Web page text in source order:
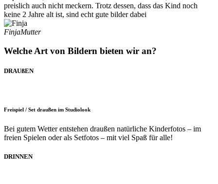
preislich auch nicht meckern. Trotz dessen, dass das Kind noch
keine 2 Jahre alt ist, sind echt gute bilder dabei
FinjaMutter
Welche Art von Bildern bieten wir an?
DRAUßEN
Freispiel / Set draußen im Studiolook
Bei gutem Wetter entstehen draußen natürliche Kinderfotos – im
freien Spielen oder als Setfotos – mit viel Spaß für alle!
DRINNEN